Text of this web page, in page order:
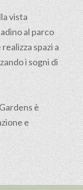
vista
al parco
spazi a
i sogni di
è
e